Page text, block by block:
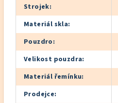
Strojek:
Materiál skla:
Pouzdro:
Velikost pouzdra:
Materiál řemínku:
Prodejce: